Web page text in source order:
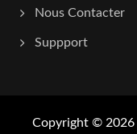
Nous Contacter
Suppport
Copyright © 2026